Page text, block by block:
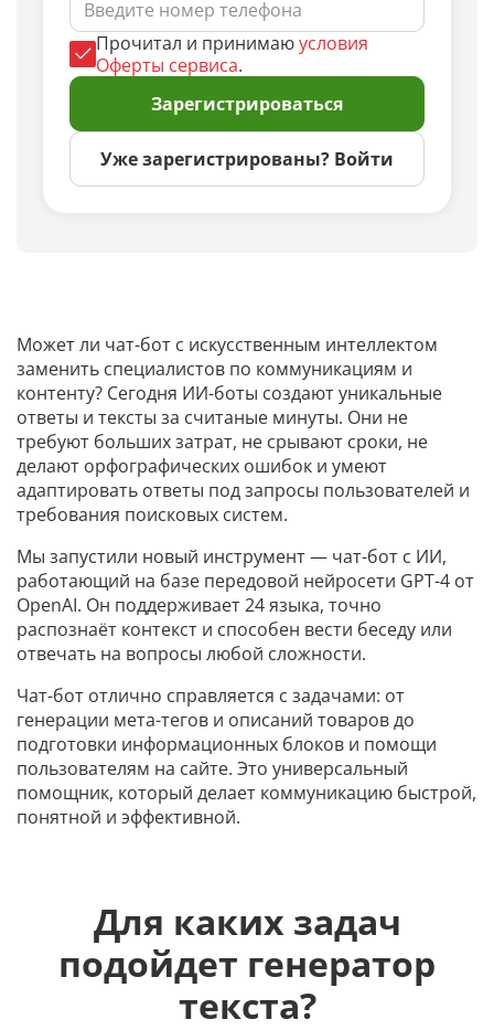
Прочитал и принимаюусловия
Оферты сервиса.
Зарегистрироваться
Уже зарегистрированы? Войти
Может ли чат-бот с искусственным интеллектом
заменить специалистов по коммуникациям и
контенту? Сегодня ИИ-боты создают уникальные
ответы и тексты за считаные минуты. Они не
требуют больших затрат, не срывают сроки, не
делают орфографических ошибок и умеют
адаптировать ответы под запросы пользователей и
требования поисковых систем.
Мы запустили новый инструмент — чат-бот с ИИ,
работающий на базе передовой нейросети GPT-4 от
OpenAI. Он поддерживает 24 языка, точно
распознаёт контекст и способен вести беседу или
отвечать на вопросы любой сложности.
Чат-бот отлично справляется с задачами: от
генерации мета-тегов и описаний товаров до
подготовки информационных блоков и помощи
пользователям на сайте. Это универсальный
помощник, который делает коммуникацию быстрой,
понятной и эффективной.
Для каких задач
подойдет генератор
текста?